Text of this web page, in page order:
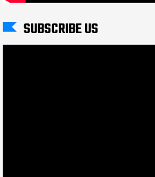
SUBSCRIBE US